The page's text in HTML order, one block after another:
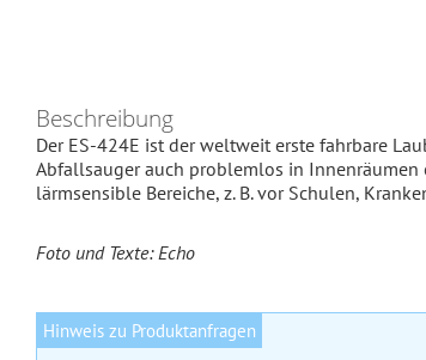
Beschreibung
Der ES-424E ist der weltweit erste fahrbare
Abfallsauger auch problemlos in Innenräumen
lärmsensible Bereiche, z. B. vor Schulen,
Foto und Texte: Echo
Hinweis zu Produktanfragen